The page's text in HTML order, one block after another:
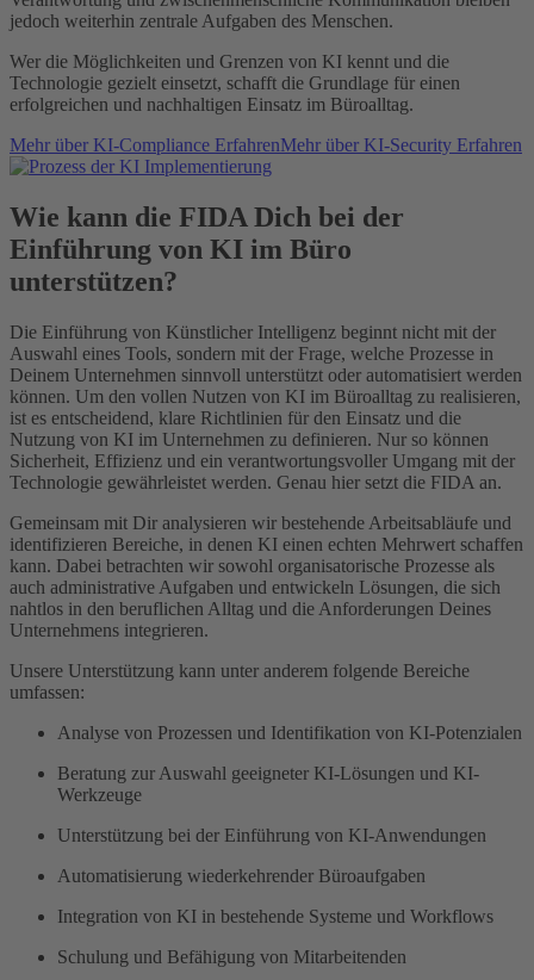
jedoch weiterhin zentrale Aufgaben des Menschen.
Wer die Möglichkeiten und Grenzen von KI kennt und die
Technologie gezielt einsetzt, schafft die Grundlage für einen
erfolgreichen und nachhaltigen Einsatz im Büroalltag.
Mehr über KI-Compliance ErfahrenMehr über KI-Security Erfahren
Wie kann die FIDA Dich bei der
Einführung von KI im Büro
unterstützen?
Die Einführung von Künstlicher Intelligenz beginnt nicht mit der
Auswahl eines Tools, sondern mit der Frage, welche Prozesse in
Deinem Unternehmen sinnvoll unterstützt oder automatisiert werden
können. Um den vollen Nutzen von KI im Büroalltag zu realisieren,
ist es entscheidend, klare Richtlinien für den Einsatz und die
Nutzung von KI im Unternehmen zu definieren. Nur so können
Sicherheit, Effizienz und ein verantwortungsvoller Umgang mit der
Technologie gewährleistet werden. Genau hier setzt die FIDA an.
Gemeinsam mit Dir analysieren wir bestehende Arbeitsabläufe und
identifizieren Bereiche, in denen KI einen echten Mehrwert schaffen
kann. Dabei betrachten wir sowohl organisatorische Prozesse als
auch administrative Aufgaben und entwickeln Lösungen, die sich
nahtlos in den beruflichen Alltag und die Anforderungen Deines
Unternehmens integrieren.
Unsere Unterstützung kann unter anderem folgende Bereiche
umfassen:
Analyse von Prozessen und Identifikation von KI-Potenzialen
Beratung zur Auswahl geeigneter KI-Lösungen und KI-
Werkzeuge
Unterstützung bei der Einführung von KI-Anwendungen
Automatisierung wiederkehrender Büroaufgaben
Integration von KI in bestehende Systeme und Workflows
Schulung und Befähigung von Mitarbeitenden